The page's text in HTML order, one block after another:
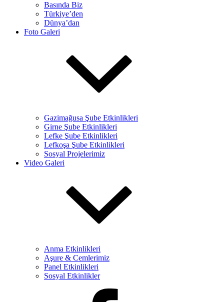
Basında Biz
Türkiye’den
Dünya’dan
Foto Galeri
Gazimağusa Şube Etkinlikleri
Girne Şube Etkinlikleri
Lefke Şube Etkinlikleri
Lefkoşa Şube Etkinlikleri
Sosyal Projelerimiz
Video Galeri
Anma Etkinlikleri
Aşure & Cemlerimiz
Panel Etkinlikleri
Sosyal Etkinlikler